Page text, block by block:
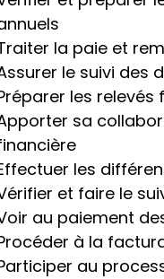
la paie et
le suivi des
les
sa
les
et faire le
au paiement
à la
au